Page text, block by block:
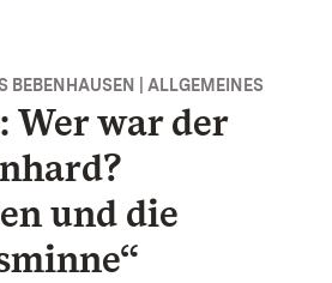
BEBENHAUSEN | ALLGEMEINES
Wer war der
und die